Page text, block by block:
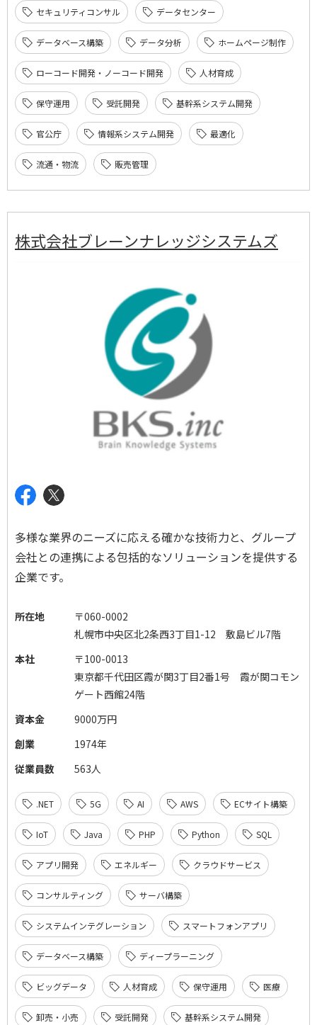
セキュリティコンサル データセンター
データベース構築 データ分析 ホームページ制作
ローコード開発・ノーコード開発 人材育成
保守運用 受託開発 基幹系システム開発
官公庁 情報系システム開発 最適化
流通・物流 販売管理
株式会社ブレーンナレッジシステムズ
多様な業界のニーズに応える確かな技術力と、グループ
会社との連携による包括的なソリューションを提供する
企業です。
所在地
〒060-0002
札幌市中央区北2条西3丁目1-12 敷島ビル7階
本社
〒100-0013
東京都千代田区霞が関3丁目2番1号 霞が関コモン
ゲート西館24階
資本金
9000万円
創業
1974年
従業員数
563人
.NET 5G AI AWS ECサイト構築
IoT Java PHP Python SQL
アプリ開発 エネルギー クラウドサービス
コンサルティング サーバ構築
システムインテグレーション スマートフォンアプリ
データベース構築 ディープラーニング
ビッグデータ 人材育成 保守運用 医療
卸売・小売 受託開発 基幹系システム開発